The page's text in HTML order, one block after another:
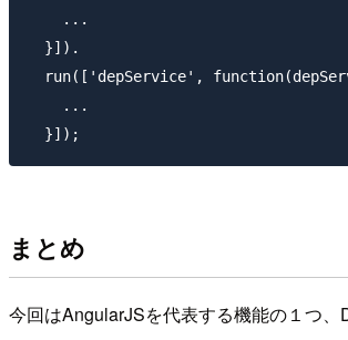
    ...
  }]).
run(['depService',
    ...
まとめ
今回はAngularJSを代表する機能の１つ、